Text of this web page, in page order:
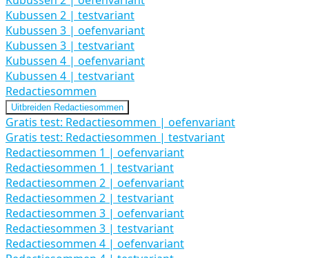
Kubussen 2 | testvariant
Kubussen 3 | oefenvariant
Kubussen 3 | testvariant
Kubussen 4 | oefenvariant
Kubussen 4 | testvariant
Redactiesommen
Uitbreiden Redactiesommen
Gratis test: Redactiesommen | oefenvariant
Gratis test: Redactiesommen | testvariant
Redactiesommen 1 | oefenvariant
Redactiesommen 1 | testvariant
Redactiesommen 2 | oefenvariant
Redactiesommen 2 | testvariant
Redactiesommen 3 | oefenvariant
Redactiesommen 3 | testvariant
Redactiesommen 4 | oefenvariant